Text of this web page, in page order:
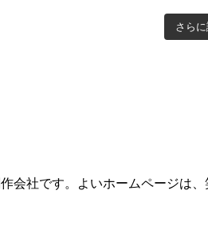
さら
会社です。よいホームページは、